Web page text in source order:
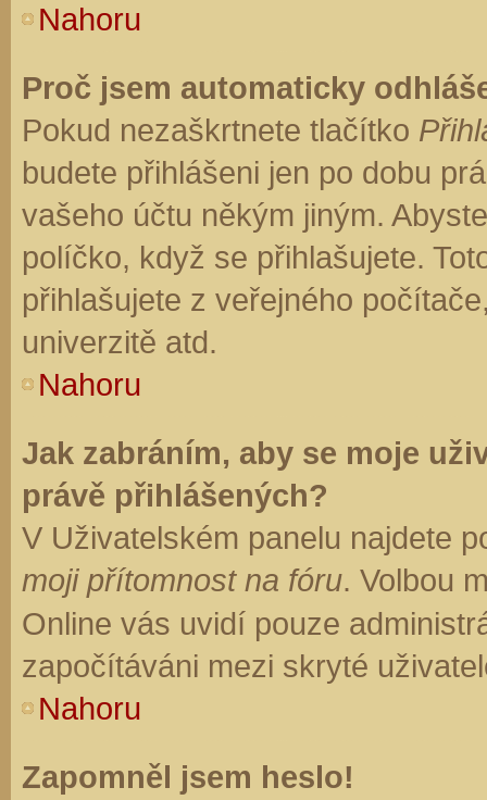
Nahoru
Proč jsem automaticky
Pokud nezaškrtnete tlačítko
budete přihlášeni jen po dobu
vašeho účtu někým jiným.
políčko, když se přihlašujete.
přihlašujete z veřejného
univerzitě atd.
Nahoru
Jak zabráním, aby se moje
právě přihlášených?
V Uživatelském panelu najdete
moji přítomnost na fóru. Volbou
Online vás uvidí pouze
započítáváni mezi skryté
Nahoru
Zapomněl jsem heslo!